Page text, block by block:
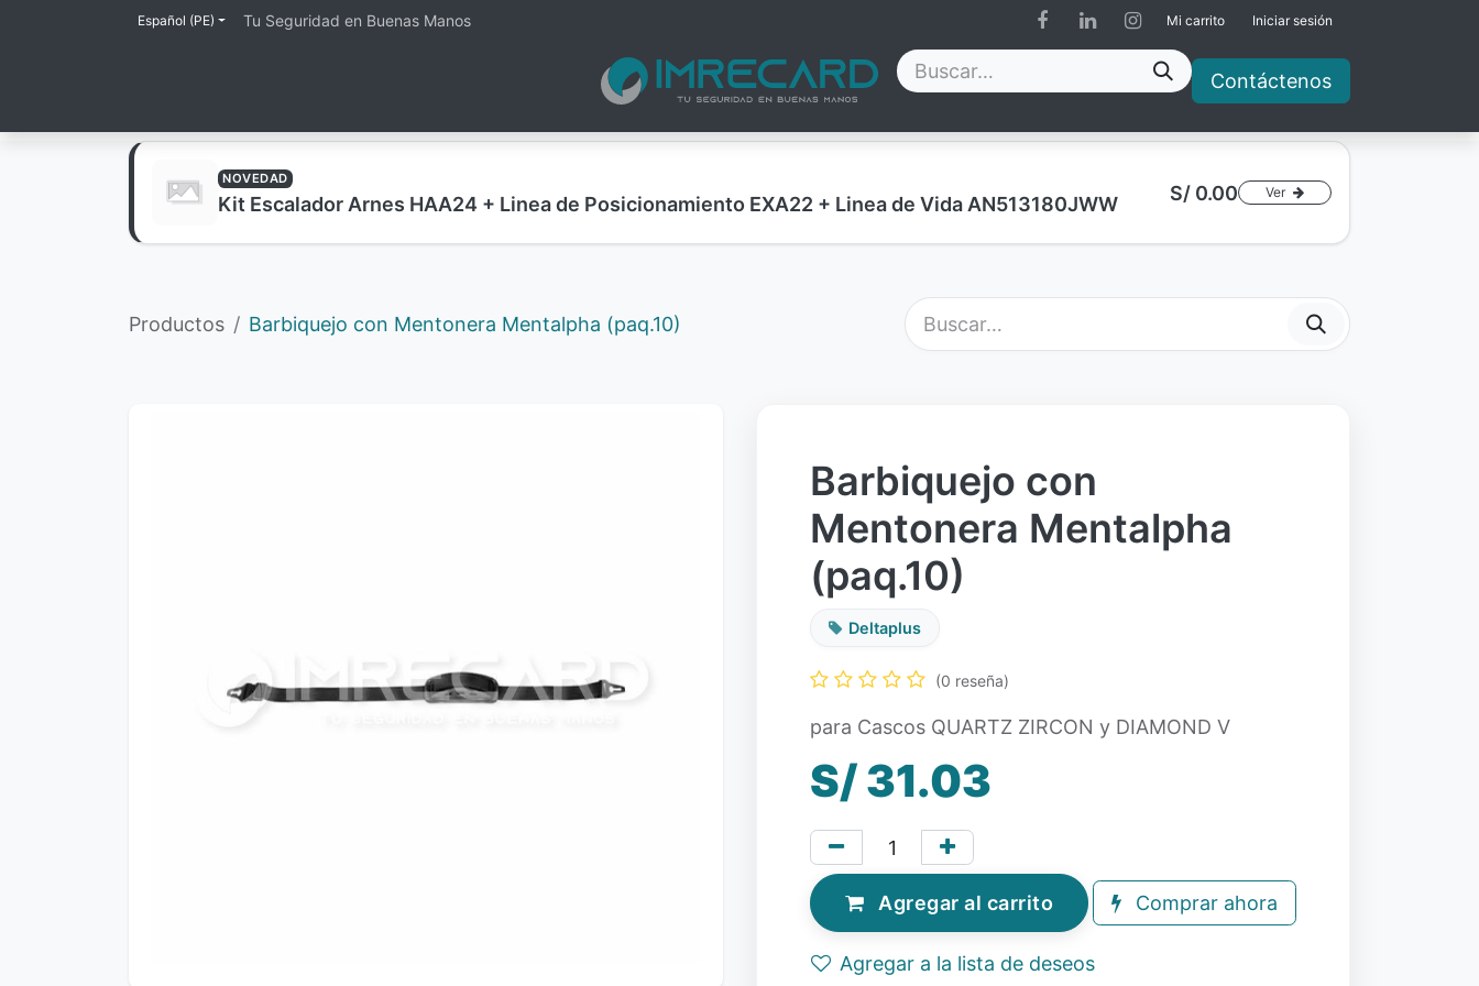
Español (PE) Tu Seguridad en Buenas Manos Mi carrito Iniciar sesión
Contáctenos Blog Nosotros Ayuda Contáctenos
NOVEDAD
Kit Escalador Arnes HAA24 + Linea de Posicionamiento EXA22 + Linea de Vida AN513180JWW S/ 0.00 Ver
Productos Barbiquejo con Mentonera Mentalpha (paq.10)
Barbiquejo con
Mentonera Mentalpha
(paq.10)
Deltaplus
(0 reseña)
para Cascos QUARTZ ZIRCON y DIAMOND V
S/31.03
Agregar al carrito Comprar ahora
Agregar a la lista de deseos